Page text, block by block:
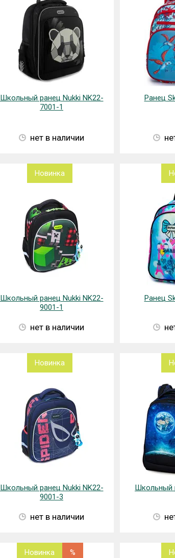
Школьный ранец Nukki NK22-
7001-1
нет в наличии
Ранец
Новинка
Школьный ранец Nukki NK22-
9001-1
нет в наличии
Ранец
Новинка
Школьный ранец Nukki NK22-
9001-3
нет в наличии
Школьный
Новинка %